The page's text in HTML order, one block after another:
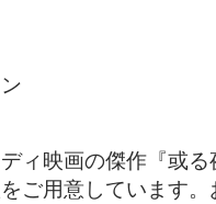
ィ映画の傑作『或
ご用意しています